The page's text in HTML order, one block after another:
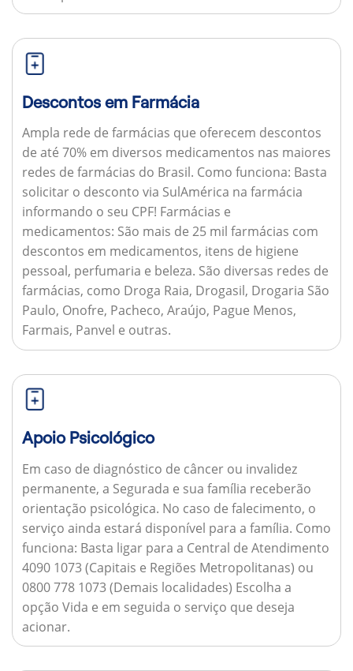
Descontos em Farmácia
Ampla rede de farmácias que oferecem descontos
de até 70% em diversos medicamentos nas maiores
redes de farmácias do Brasil. Como funciona: Basta
solicitar o desconto via SulAmérica na farmácia
informando o seu CPF! Farmácias e
medicamentos: São mais de 25 mil farmácias com
descontos em medicamentos, itens de higiene
pessoal, perfumaria e beleza. São diversas redes de
farmácias, como Droga Raia, Drogasil, Drogaria São
Paulo, Onofre, Pacheco, Araújo, Pague Menos,
Farmais, Panvel e outras.
Apoio Psicológico
Em caso de diagnóstico de câncer ou invalidez
permanente, a Segurada e sua família receberão
orientação psicológica. No caso de falecimento, o
serviço ainda estará disponível para a família. Como
funciona: Basta ligar para a Central de Atendimento
4090 1073 (Capitais e Regiões Metropolitanas) ou
0800 778 1073 (Demais localidades) Escolha a
opção Vida e em seguida o serviço que deseja
acionar.